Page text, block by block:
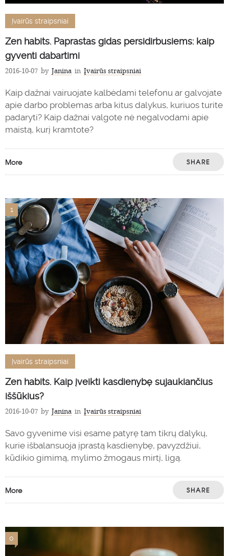
Įvairūs straipsniai
Zen habits. Paprastas gidas persidirbusiems: kaip
gyventi dabartimi
2016-10-07 by Janina in Įvairūs straipsniai
Kaip dažnai vairuojate kalbėdami telefonu ar galvojate
apie darbo problemas arba kitus dalykus, kuriuos turite
padaryti? Kaip dažnai valgote nė negalvodami apie
maistą, kurį kramtote?
More SHARE
1
Įvairūs straipsniai
Zen habits. Kaip įveikti kasdienybę sujaukiančius
iššūkius?
2016-10-07 by Janina in Įvairūs straipsniai
Savo gyvenime visi esame patyrę tam tikrų dalykų,
kurie išbalansuoja įprastą kasdienybę, pavyzdžiui,
kūdikio gimimą, mylimo žmogaus mirtį, ligą.
More SHARE
0